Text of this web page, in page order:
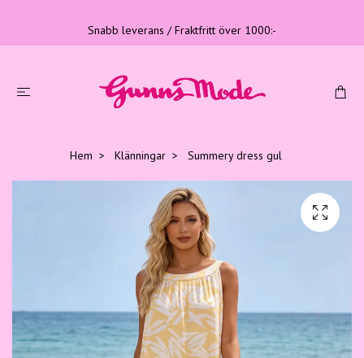
Snabb leverans / Fraktfritt över 1000:-
Hem Klänningar Summery dress gul